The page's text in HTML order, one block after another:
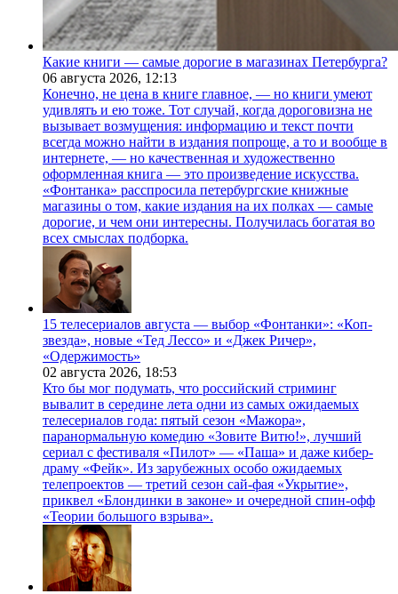
Какие книги — самые дорогие в магазинах Петербурга?
06 августа 2026, 12:13
Конечно, не цена в книге главное, — но книги умеют
удивлять и ею тоже. Тот случай, когда дороговизна не
вызывает возмущения: информацию и текст почти
всегда можно найти в издания попроще, а то и вообще в
интернете, — но качественная и художественно
оформленная книга — это произведение искусства.
«Фонтанка» расспросила петербургские книжные
магазины о том, какие издания на их полках — самые
дорогие, и чем они интересны. Получилась богатая во
всех смыслах подборка.
15 телесериалов августа — выбор «Фонтанки»: «Коп-
звезда», новые «Тед Лессо» и «Джек Ричер»,
«Одержимость»
02 августа 2026, 18:53
Кто бы мог подумать, что российский стриминг
вывалит в середине лета одни из самых ожидаемых
телесериалов года: пятый сезон «Мажора»,
паранормальную комедию «Зовите Витю!», лучший
сериал с фестиваля «Пилот» — «Паша» и даже кибер-
драму «Фейк». Из зарубежных особо ожидаемых
телепроектов — третий сезон сай-фая «Укрытие»,
приквел «Блондинки в законе» и очередной спин-офф
«Теории большого взрыва».